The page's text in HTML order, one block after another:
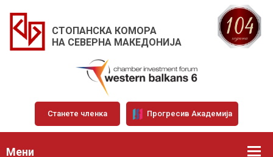
СТОПАНСКА КОМОРА
НА СЕВЕРНА МАКЕДОНИЈА
Станете членка Прогресив Академија
Мени